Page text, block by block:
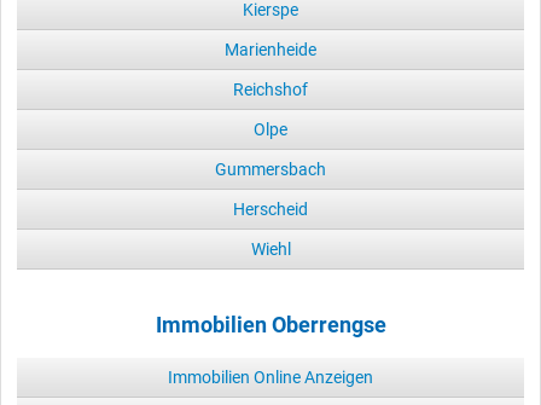
Kierspe
Marienheide
Reichshof
Olpe
Gummersbach
Herscheid
Wiehl
Immobilien Oberrengse
Immobilien Online Anzeigen